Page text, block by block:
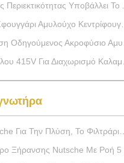
Το Διαχωριστή Σε Φυγοκέντρωση
Για Διαχωρισμό Αμυλούχου Καλαμποκιού Και Γλουτένης
Διαχωριστή Για Τον Διαχωρισμό Αμυλούχου
Καλαμποκιού Και Γλουτένης
Το Φιλτράρισμα Και Την Ξήρανση
Με Ροή 5 Gpm Και Μέγιστη Πίεση 150 Psi